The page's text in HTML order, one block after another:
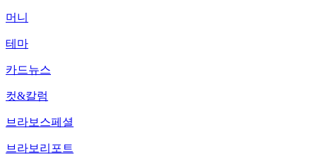
머니
테마
카드뉴스
컷&칼럼
브라보스페셜
브라보리포트